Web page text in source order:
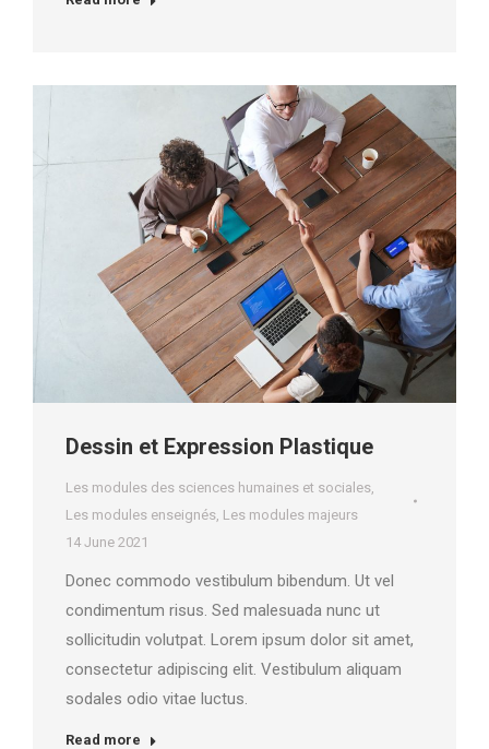
Dessin et Expression Plastique
Les modules des sciences humaines et sociales,
Les modules enseignés, Les modules majeurs
14 June 2021
Donec commodo vestibulum bibendum. Ut vel
condimentum risus. Sed malesuada nunc ut
sollicitudin volutpat. Lorem ipsum dolor sit amet,
consectetur adipiscing elit. Vestibulum aliquam
sodales odio vitae luctus.
Read more